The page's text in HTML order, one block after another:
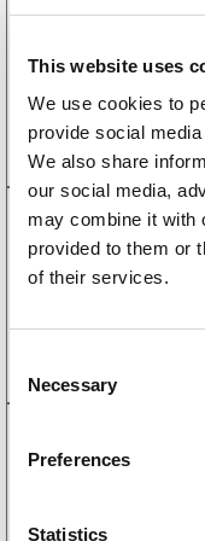
This website uses
We use cookies to
provide social
We also share
our social media,
may combine it with
provided to them or
of their services.
Necessary
Preferences
Statistics
274
(219kr exkl. moms)
4010070
Fjädersats till
154kr (123kr exkl. moms)
Hållarpinne och